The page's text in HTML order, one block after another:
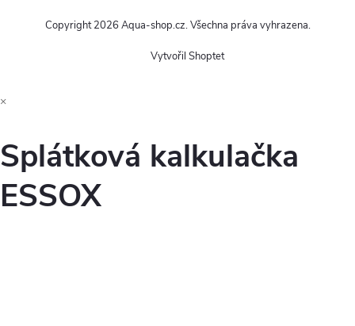
Vytvořil Shoptet
Copyright 2026 Aqua-shop.cz. Všechna práva vyhrazena.
×
Splátková kalkulačka
ESSOX